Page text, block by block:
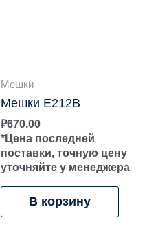
Мешки
Мешки E212B
₽670.00
*Цена последней
поставки, точную цену
уточняйте у менеджера
В корзину